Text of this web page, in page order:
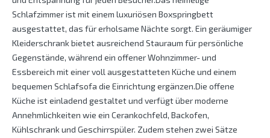
Schlafzimmer ist mit einem luxuriösen Boxspringbett
ausgestattet, das für erholsame Nächte sorgt. Ein geräumiger
Kleiderschrank bietet ausreichend Stauraum für persönliche
Gegenstände, während ein offener Wohnzimmer- und
Essbereich mit einer voll ausgestatteten Küche und einem
bequemen Schlafsofa die Einrichtung ergänzen.Die offene
Küche ist einladend gestaltet und verfügt über moderne
Annehmlichkeiten wie ein Cerankochfeld, Backofen,
Kühlschrank und Geschirrspüler. Zudem stehen zwei Sätze